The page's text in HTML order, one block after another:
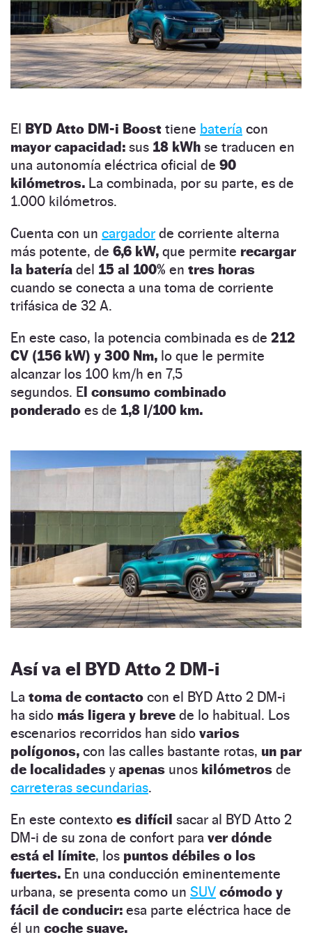
El BYD Atto DM-i Boost tiene batería con
mayor capacidad: sus 18 kWh se traducen en
una autonomía eléctrica oficial de 90
kilómetros. La combinada, por su parte, es de
1.000 kilómetros.
Cuenta con un cargador de corriente alterna
más potente, de 6,6 kW, que permite recargar
la batería del 15 al 100% en tres horas
cuando se conecta a una toma de corriente
trifásica de 32 A.
En este caso, la potencia combinada es de 212
CV (156 kW) y 300 Nm, lo que le permite
alcanzar los 100 km/h en 7,5
segundos. El consumo combinado
ponderado es de 1,8 l/100 km.
Así va el BYD Atto 2 DM-i
La toma de contacto con el BYD Atto 2 DM-i
ha sido más ligera y breve de lo habitual. Los
escenarios recorridos han sido varios
polígonos, con las calles bastante rotas, un par
de localidades yapenas unos kilómetros de
carreteras secundarias.
En este contexto es difícil sacar al BYD Atto 2
DM-i de su zona de confort para ver dónde
está el límite, los puntos débiles o los
fuertes. En una conducción eminentemente
urbana, se presenta como un SUV cómodo y
fácil de conducir: esa parte eléctrica hace de
él un coche suave.